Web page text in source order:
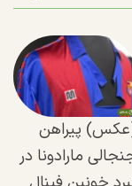
پیراهن
مارادونا در